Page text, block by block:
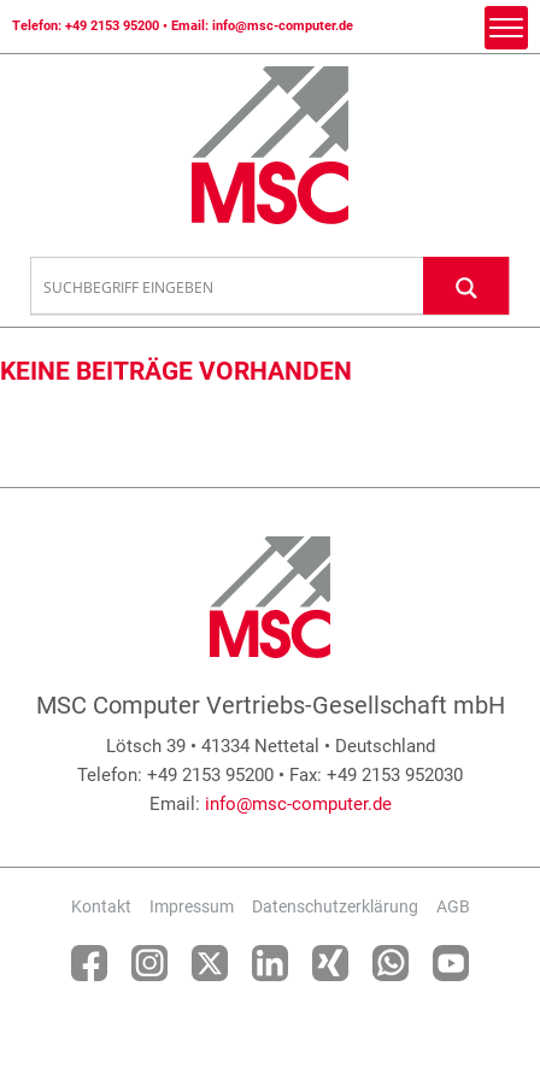
Telefon: +49 2153 95200 • Email: info@msc-computer.de
KEINE BEITRÄGE VORHANDEN
MSC Computer Vertriebs-Gesellschaft mbH
Lötsch 39 • 41334 Nettetal • Deutschland
Telefon: +49 2153 95200 • Fax: +49 2153 952030
Email: info@msc-computer.de
Kontakt Impressum Datenschutzerklärung AGB